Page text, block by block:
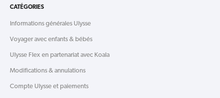
CATÉGORIES
Informations générales Ulysse
Voyager avec enfants & bébés
Ulysse Flex en partenariat avec Koala
Modifications & annulations
Compte Ulysse et paiements